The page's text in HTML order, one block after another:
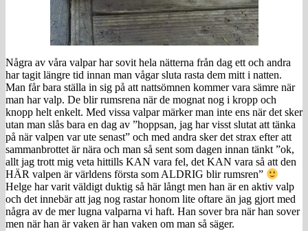
Några av våra valpar har sovit hela nätterna från dag ett och andra
har tagit längre tid innan man vågar sluta rasta dem mitt i natten.
Man får bara ställa in sig på att nattsömnen kommer vara sämre när
man har valp. De blir rumsrena när de mognat nog i kropp och
knopp helt enkelt. Med vissa valpar märker man inte ens när det sker
utan man slås bara en dag av ”hoppsan, jag har visst slutat att tänka
på när valpen var ute senast” och med andra sker det strax efter att
sammanbrottet är nära och man så sent som dagen innan tänkt ”ok,
allt jag trott mig veta hittills KAN vara fel, det KAN vara så att den
HÄR valpen är världens första som ALDRIG blir rumsren”
Helge har varit väldigt duktig så här långt men han är en aktiv valp
och det innebär att jag nog rastar honom lite oftare än jag gjort med
några av de mer lugna valparna vi haft. Han sover bra när han sover
men när han är vaken är han vaken om man så säger.